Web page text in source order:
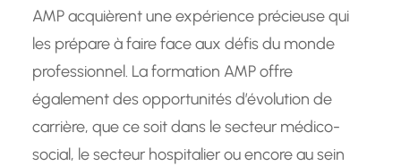
AMP acquièrent une expérience précieuse qui
les prépare à faire face aux défis du monde
professionnel. La formation AMP offre
également des opportunités d’évolution de
carrière, que ce soit dans le secteur médico-
social, le secteur hospitalier ou encore au sein